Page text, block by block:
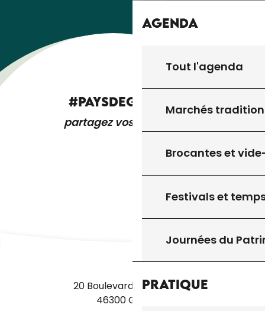
Agenda
Tout l'agenda
Marchés
Brocantes et
Festivals et
Journées du
Pratique
#PAYSDEGOURDON
partagez vos expériences
20 Boulevard des Martyrs
46300 Gourdon